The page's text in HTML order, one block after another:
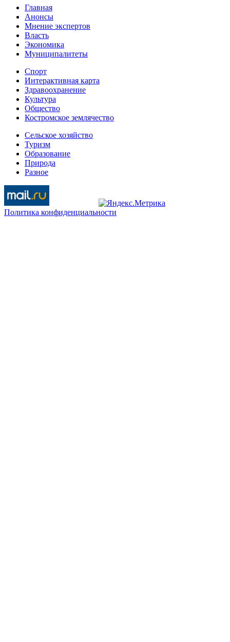
Главная
Анонсы
Мнение экспертов
Власть
Экономика
Муниципалитеты
Спорт
Интерактивная карта
Здравоохранение
Культура
Общество
Костромское землячество
Сельское хозяйство
Туризм
Образование
Природа
Разное
Политика конфиденциальности